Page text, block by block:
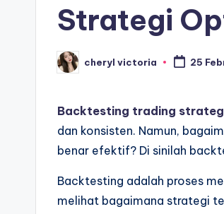
Strategi
Posted
by
cheryl victoria 25
Backtesting trading
dan konsisten. Namun,
benar efektif? Di sinilah
Backtesting adalah proses
melihat bagaimana strategi